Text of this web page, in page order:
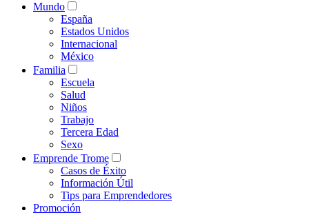
Mundo
España
Estados Unidos
Internacional
México
Familia
Escuela
Salud
Niños
Trabajo
Tercera Edad
Sexo
Emprende Trome
Casos de Éxito
Información Útil
Tips para Emprendedores
Promoción